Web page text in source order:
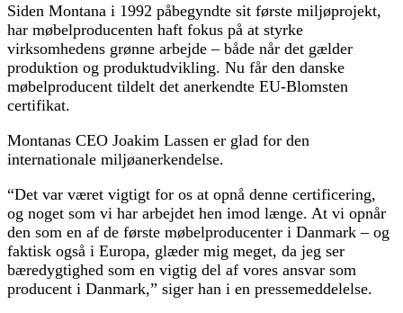
Siden Montana i 1992 påbegyndte sit første miljøprojekt,
har møbelproducenten haft fokus på at styrke
virksomhedens grønne arbejde – både når det gælder
produktion og produktudvikling. Nu får den danske
møbelproducent tildelt det anerkendte EU-Blomsten
certifikat.
Montanas CEO Joakim Lassen er glad for den
internationale miljøanerkendelse.
“Det var været vigtigt for os at opnå denne certificering,
og noget som vi har arbejdet hen imod længe. At vi opnår
den som en af de første møbelproducenter i Danmark – og
faktisk også i Europa, glæder mig meget, da jeg ser
bæredygtighed som en vigtig del af vores ansvar som
producent i Danmark,” siger han i en pressemeddelelse.